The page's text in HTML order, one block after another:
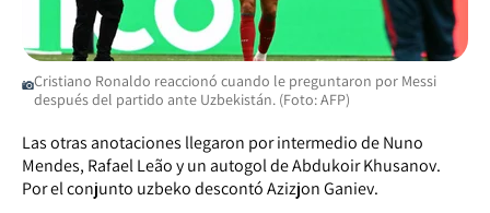
Cristiano Ronaldo reaccionó cuando le preguntaron por Messi
después del partido ante Uzbekistán. (Foto: AFP)
Las otras anotaciones llegaron por intermedio de Nuno
Mendes, Rafael Leão y un autogol de Abdukoir Khusanov.
Por el conjunto uzbeko descontó Azizjon Ganiev.